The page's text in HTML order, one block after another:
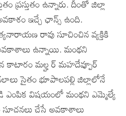
ఉన్నారు. దీంతో జిల్లా
ఇచ్చే ఛాన్స్ ఉంది.
రావు సూచించిన వ్యక్తికి
అవకాశాలు ఉన్నాయి. మంథని
కాటారం మల్హ ర్ మహదేవ్పూర్
సైతం భూపాలపల్లి జిల్లాలోనే
ఎంపిక విషయంలో మంథని ఎమ్మెల్యే
సూచనలు చేసే అవకాశాలు